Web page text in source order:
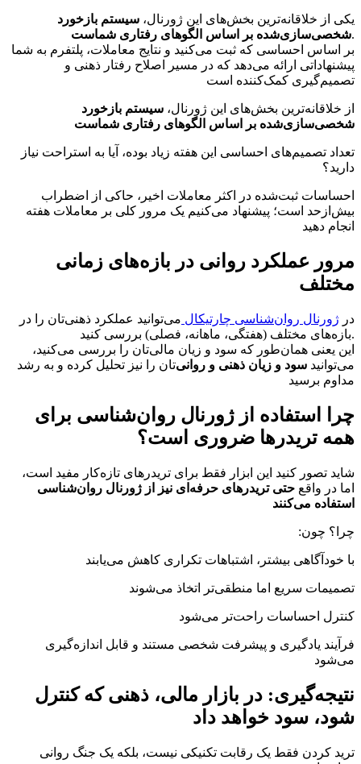
یکی از خلاقانه‌ترین بخش‌های این ژورنال، سیستم بازخورد
شخصی‌سازی‌شده بر اساس الگوهای رفتاری شماست.
بر اساس احساسی که ثبت می‌کنید و نتایج معاملات، پلتفرم به شما
پیشنهاداتی ارائه می‌دهد که در مسیر اصلاح رفتار ذهنی و
تصمیم‌گیری کمک‌کننده است
از خلاقانه‌ترین بخش‌های این ژورنال، سیستم بازخورد
شخصی‌سازی‌شده بر اساس الگوهای رفتاری شماست
تعداد تصمیم‌های احساسی این هفته زیاد بوده، آیا به استراحت نیاز
دارید؟
احساسات ثبت‌شده در اکثر معاملات اخیر، حاکی از اضطراب
بیش‌ازحد است؛ پیشنهاد می‌کنیم یک مرور کلی بر معاملات هفته
انجام دهید
مرور عملکرد روانی در بازه‌های زمانی
مختلف
در ژورنال روان‌شناسی چارتیکال می‌توانید عملکرد ذهنی‌تان را در
بازه‌های مختلف (هفتگی، ماهانه، فصلی) بررسی کنید.
این یعنی همان‌طور که سود و زیان مالی‌تان را بررسی می‌کنید،
می‌توانید سود و زیان ذهنی و روانی‌تان را نیز تحلیل کرده و به رشد
مداوم برسید
چرا استفاده از ژورنال روان‌شناسی برای
همه تریدرها ضروری است؟
شاید تصور کنید این ابزار فقط برای تریدرهای تازه‌کار مفید است،
اما در واقع حتی تریدرهای حرفه‌ای نیز از ژورنال روان‌شناسی
استفاده می‌کنند
:چرا؟ چون
با خودآگاهی بیشتر، اشتباهات تکراری کاهش می‌یابند
تصمیمات سریع اما منطقی‌تر اتخاذ می‌شوند
کنترل احساسات راحت‌تر می‌شود
فرآیند یادگیری و پیشرفت شخصی مستند و قابل اندازه‌گیری
می‌شود
نتیجه‌گیری: در بازار مالی، ذهنی که کنترل
شود، سود خواهد داد
ترید کردن فقط یک رقابت تکنیکی نیست، بلکه یک جنگ روانی